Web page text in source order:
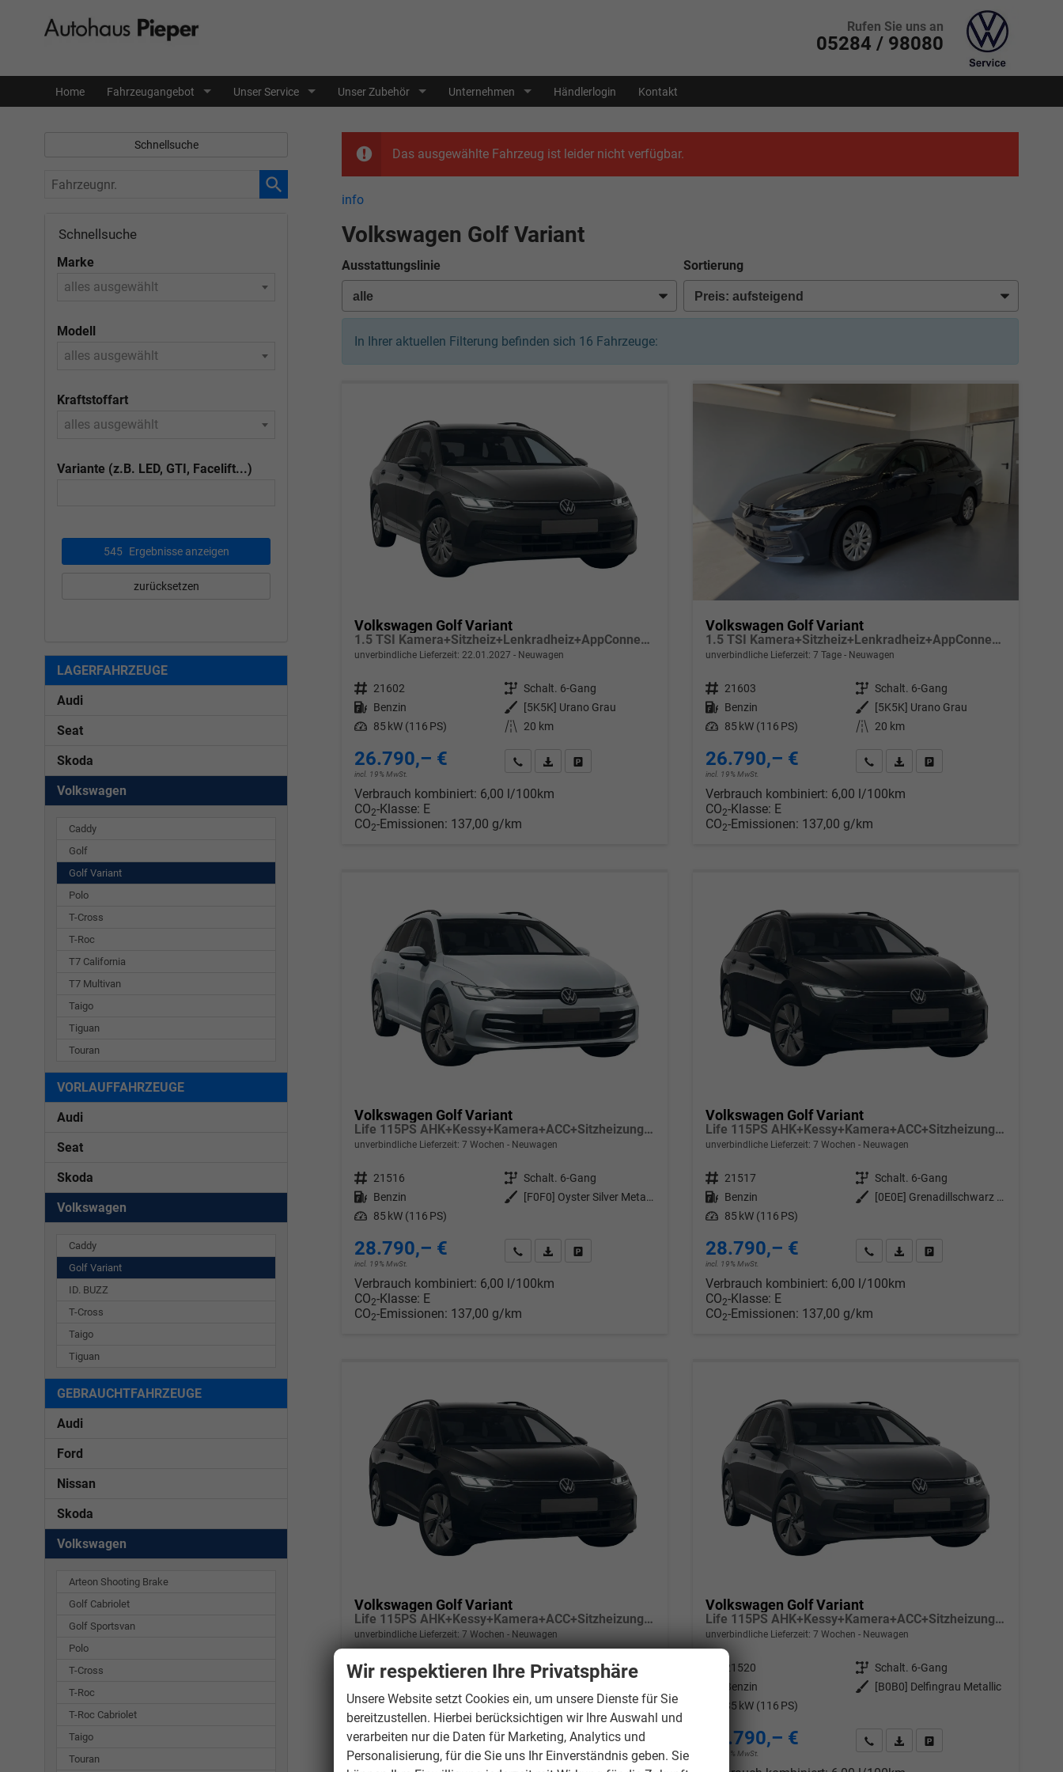
Rufen Sie uns an
05284 / 98080
Home Fahrzeugangebot Unser Service Unser Zubehör Unternehmen Händlerlogin Kontakt
Das ausgewählte Fahrzeug ist leider nicht verfügbar.
info
Volkswagen Golf Variant
Ausstattungslinie Sortierung
In Ihrer aktuellen Filterung befinden sich 16 Fahrzeuge:
Volkswagen Golf Variant
1.5 TSI Kamera+Sitzheiz+Lenkradheiz+AppConnect+SideAssist+Climatronic
unverbindliche Lieferzeit: 22.01.2027 Neuwagen
Fahrzeugnr. 21602 Getriebe Schalt. 6-Gang
Kraftstoff Benzin Außenfarbe
[5K5K] Urano Grau
Leistung 85 kW (116 PS) Kilometerstand 20 km
26.790,– €
incl. 19% MwSt.
Wir rufen Sie an
PDF-Datei, Fahrzeugexposé drucken
Drucken, parken oder vergleichen
Verbrauch kombiniert: 6,00 l/100km
CO2-Klasse: E
CO2-Emissionen: 137,00 g/km
Volkswagen Golf Variant
1.5 TSI Kamera+Sitzheiz+Lenkradheiz+AppConnect+SideAssist+Climatronic
unverbindliche Lieferzeit: 7 Tage Neuwagen
Fahrzeugnr. 21603 Getriebe Schalt. 6-Gang
Kraftstoff Benzin Außenfarbe
[5K5K] Urano Grau
Leistung 85 kW (116 PS) Kilometerstand 20 km
26.790,– €
incl. 19% MwSt.
Wir rufen Sie an
PDF-Datei, Fahrzeugexposé drucken
Drucken, parken oder
Verbrauch kombiniert: 6,00 l/100km
CO2-Klasse: E
CO2-Emissionen: 137,00 g/km
Volkswagen Golf Variant
Life 115PS AHK+Kessy+Kamera+ACC+Sitzheizung+App-Connect+Alu17+Alarm
unverbindliche Lieferzeit: 7 Wochen Neuwagen
Fahrzeugnr. 21516 Getriebe Schalt. 6-Gang
Kraftstoff Benzin Außenfarbe
[F0F0] Oyster Silver Metallic
Leistung 85 kW (116 PS)
28.790,– €
incl. 19% MwSt.
Wir rufen Sie an
PDF-Datei, Fahrzeugexposé drucken
Drucken, parken oder vergleichen
Verbrauch kombiniert: 6,00 l/100km
CO2-Klasse: E
CO2-Emissionen: 137,00 g/km
Volkswagen Golf Variant
Life 115PS AHK+Kessy+Kamera+ACC+Sitzheizung+App-Connect+Alu17+Alarm
unverbindliche Lieferzeit: 7 Wochen Neuwagen
Fahrzeugnr. 21517 Getriebe Schalt. 6-Gang
Kraftstoff Benzin Außenfarbe
[0E0E] Grenadillschwarz Metallic
Leistung 85 kW (116 PS)
28.790,– €
incl. 19% MwSt.
Wir rufen Sie an
PDF-Datei, Fahrzeugexposé drucken
Drucken, parken oder
Verbrauch kombiniert: 6,00 l/100km
CO2-Klasse: E
CO2-Emissionen: 137,00 g/km
Volkswagen Golf Variant
Life 115PS AHK+Kessy+Kamera+ACC+Sitzheizung+App-Connect+Alu17+Alarm
unverbindliche Lieferzeit: 7 Wochen Neuwagen
Fahrzeugnr. 21518 Getriebe Schalt. 6-Gang
Leistung 85 kW (116 PS)
28.790,– €
incl. 19% MwSt.
Wir rufen Sie an
PDF-Datei, Fahrzeugexposé drucken
Drucken, parken oder vergleichen
Volkswagen Golf Variant
Life 115PS AHK+Kessy+Kamera+ACC+Sitzheizung+App-Connect+Alu17+Alarm
unverbindliche Lieferzeit: 7 Wochen Neuwagen
21520 Getriebe Schalt. 6-Gang
Benzin Außenfarbe
[B0B0] Delfingrau Metallic
85 kW (116 PS)
28.790,– €
incl. 19% MwSt.
Wir rufen Sie anPDF-Datei, Fahrzeugexposé drucken
Drucken, parken oder
Schnellsuche
Fahrzeugnr.
Schnellsuche
Marke
alles ausgewählt
Modell
alles ausgewählt
Kraftstoffart
alles ausgewählt
Variante (z.B. LED, GTI, Facelift...)
545 Ergebnisse anzeigen
zurücksetzen
LAGERFAHRZEUGE
Audi
Seat
Skoda
Volkswagen
Caddy
Golf
Golf Variant
Polo
T-Cross
T-Roc
T7 California
T7 Multivan
Taigo
Tiguan
Touran
VORLAUFFAHRZEUGE
Audi
Seat
Skoda
Volkswagen
Caddy
Golf Variant
ID. BUZZ
T-Cross
Taigo
Tiguan
GEBRAUCHTFAHRZEUGE
Audi
Ford
Nissan
Skoda
Volkswagen
Arteon Shooting Brake
Golf Cabriolet
Golf Sportsvan
Polo
T-Cross
T-Roc
T-Roc Cabriolet
Taigo
Touran
Wir respektieren Ihre Privatsphäre
Unsere Website setzt Cookies ein, um unsere Dienste für Sie
bereitzustellen. Hierbei berücksichtigen wir Ihre Auswahl und
verarbeiten nur die Daten für Marketing, Analytics und
Personalisierung, für die Sie uns Ihr Einverständnis geben. Sie